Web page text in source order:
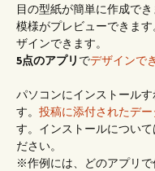
目の型紙が簡単に作成で
模様がプレビューできま
ザインできます。
5点のアプリ でデザインで
パソコンにインストール
す。 投稿に添付されたデー
す。インストールについて
ださい。
※作例には、どのアプリ